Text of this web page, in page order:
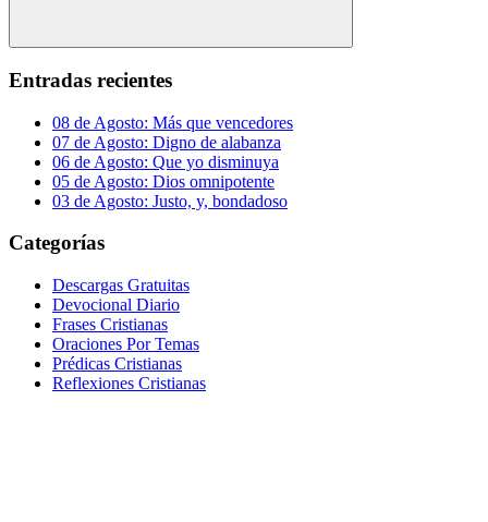
Buscar
Entradas recientes
08 de Agosto: Más que vencedores
07 de Agosto: Digno de alabanza
06 de Agosto: Que yo disminuya
05 de Agosto: Dios omnipotente
03 de Agosto: Justo, y, bondadoso
Categorías
Descargas Gratuitas
Devocional Diario
Frases Cristianas
Oraciones Por Temas
Prédicas Cristianas
Reflexiones Cristianas